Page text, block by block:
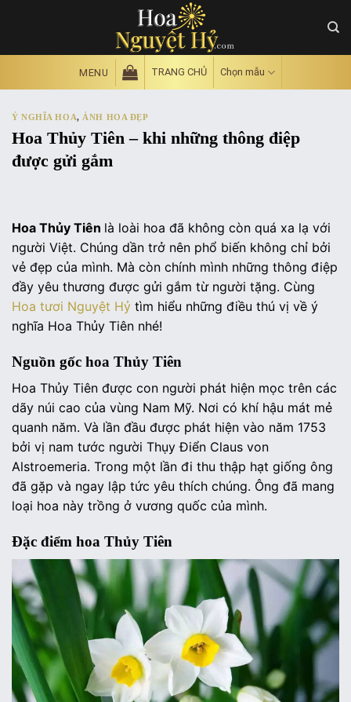
MENU TRANG CHỦ Chọn mẫu
Ý NGHĨA HOA, ẢNH HOA ĐẸP
Hoa Thủy Tiên – khi những thông điệp
được gửi gắm
Hoa Thủy Tiên là loài hoa đã không còn quá xa lạ với
người Việt. Chúng dần trở nên phổ biến không chỉ bởi
vẻ đẹp của mình. Mà còn chính mình những thông điệp
đầy yêu thương được gửi gắm từ người tặng. Cùng
Hoa tươi Nguyệt Hỷ tìm hiểu những điều thú vị về ý
nghĩa Hoa Thủy Tiên nhé!
Nguồn gốc hoa Thủy Tiên
Hoa Thủy Tiên được con người phát hiện mọc trên các
dãy núi cao của vùng Nam Mỹ. Nơi có khí hậu mát mẻ
quanh năm. Và lần đầu được phát hiện vào năm 1753
bởi vị nam tước người Thụy Điển Claus von
Alstroemeria. Trong một lần đi thu thập hạt giống ông
đã gặp và ngay lập tức yêu thích chúng. Ông đã mang
loại hoa này trồng ở vương quốc của mình.
Đặc điểm hoa Thủy Tiên